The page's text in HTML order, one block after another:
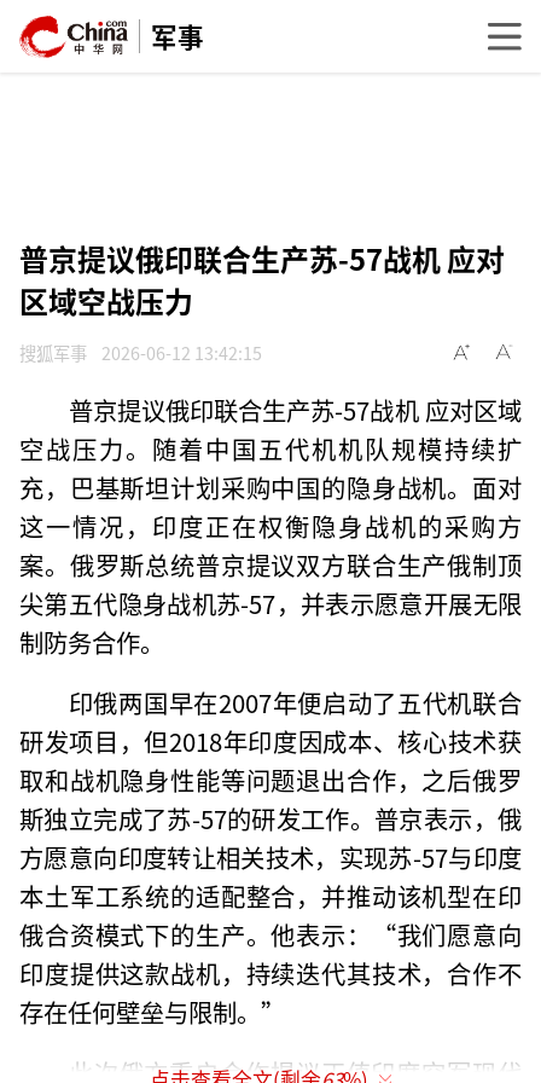
军事
普京提议俄印联合生产苏-57战机 应对
区域空战压力
搜狐军事 2026-06-12 13:42:15
普京提议俄印联合生产苏-57战机 应对区域
空战压力。随着中国五代机机队规模持续扩
充，巴基斯坦计划采购中国的隐身战机。面对
这一情况，印度正在权衡隐身战机的采购方
案。俄罗斯总统普京提议双方联合生产俄制顶
尖第五代隐身战机苏-57，并表示愿意开展无限
制防务合作。
印俄两国早在2007年便启动了五代机联合
研发项目，但2018年印度因成本、核心技术获
取和战机隐身性能等问题退出合作，之后俄罗
斯独立完成了苏-57的研发工作。普京表示，俄
方愿意向印度转让相关技术，实现苏-57与印度
本土军工系统的适配整合，并推动该机型在印
俄合资模式下的生产。他表示：“我们愿意向
印度提供这款战机，持续迭代其技术，合作不
存在任何壁垒与限制。”
此次俄方重启合作提议正值印度空军现代